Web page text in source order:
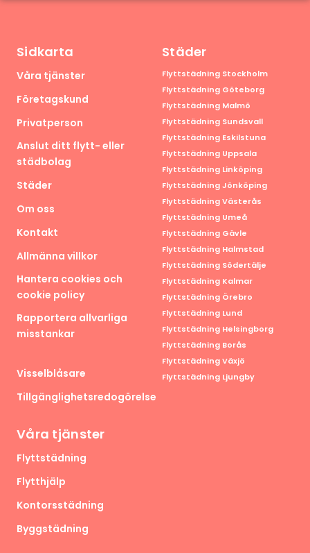
Sidkarta
Våra tjänster
Företagskund
Privatperson
Anslut ditt flytt- eller
städbolag
Städer
Om oss
Kontakt
Allmänna villkor
Hantera cookies och
cookie policy
Rapportera allvarliga
misstankar
Visselblåsare
Tillgänglighetsredogörelse
Våra tjänster
Flyttstädning
Flytthjälp
Kontorsstädning
Byggstädning
Städer
Flyttstädning Stockholm
Flyttstädning Göteborg
Flyttstädning Malmö
Flyttstädning Sundsvall
Flyttstädning Eskilstuna
Flyttstädning Uppsala
Flyttstädning Linköping
Flyttstädning Jönköping
Flyttstädning Västerås
Flyttstädning Umeå
Flyttstädning Gävle
Flyttstädning Halmstad
Flyttstädning Södertälje
Flyttstädning Kalmar
Flyttstädning Örebro
Flyttstädning Lund
Flyttstädning Helsingborg
Flyttstädning Borås
Flyttstädning Växjö
Flyttstädning Ljungby